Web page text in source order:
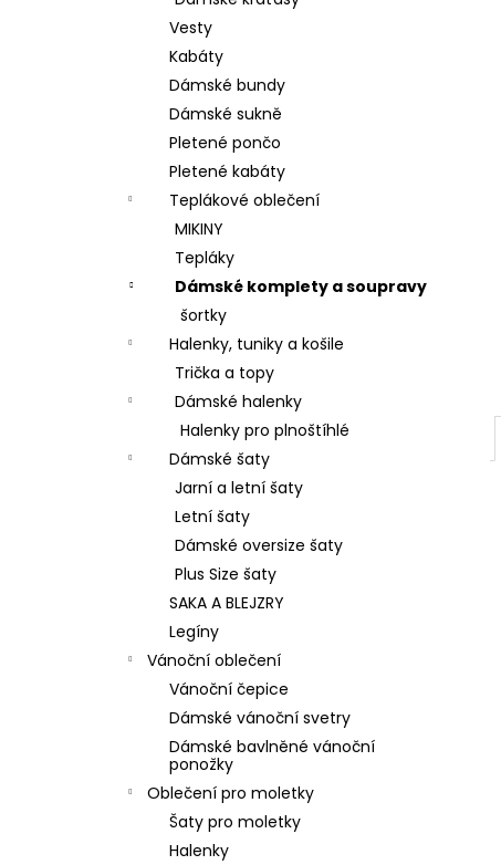
Vesty
Kabáty
Dámské bundy
Dámské sukně
Pletené pončo
Pletené kabáty
Teplákové oblečení
MIKINY
Tepláky
Dámské komplety a soupravy
šortky
Halenky, tuniky a košile
Trička a topy
Dámské halenky
Halenky pro plnoštíhlé
Dámské šaty
Jarní a letní šaty
Letní šaty
Dámské oversize šaty
Plus Size šaty
SAKA A BLEJZRY
Legíny
Vánoční oblečení
Vánoční čepice
Dámské vánoční svetry
Dámské bavlněné vánoční
ponožky
Oblečení pro moletky
Šaty pro moletky
Halenky
BAVLNĚNÉ KALHOTY ALADDIN LEHKÉ A
VZDUŠNÉ K9700
499 Kč